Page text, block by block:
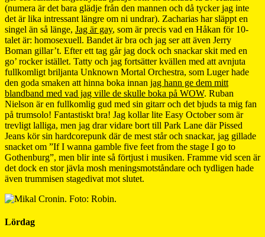
(numera är det bara glädje från den mannen och då tycker jag inte
det är lika intressant längre om ni undrar). Zacharias har släppt en
singel än så länge, Jag är gay, som är precis vad en Håkan för 10-
talet är: homosexuell. Bandet är bra och jag ser att även Jerry
Boman gillar’t. Efter ett tag går jag dock och snackar skit med en
go’ rocker istället. Tatty och jag fortsätter kvällen med att avnjuta
fullkomligt briljanta Unknown Mortal Orchestra, som Luger hade
den goda smaken att hinna boka innan jag hann ge dem mitt
blandband med vad jag ville de skulle boka på WOW. Ruban
Nielson är en fullkomlig gud med sin gitarr och det bjuds ta mig fan
på trumsolo! Fantastiskt bra! Jag kollar lite Easy October som är
trevligt lalliga, men jag drar vidare bort till Park Lane där Pissed
Jeans kör sin hardcorepunk där de mest står och snackar, jag gillade
snacket om ”If I wanna gamble five feet from the stage I go to
Gothenburg”, men blir inte så förtjust i musiken. Framme vid scen är
det dock en stor jävla mosh meningsmotståndare och tydligen hade
även trummisen stagedivat mot slutet.
Lördag